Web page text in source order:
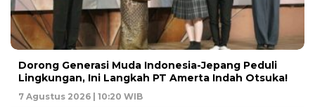
Dorong Generasi Muda Indonesia-Jepang Peduli
Lingkungan, Ini Langkah PT Amerta Indah Otsuka!
7 Agustus 2026 | 10:20 WIB